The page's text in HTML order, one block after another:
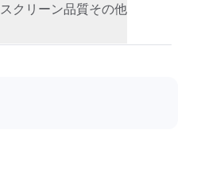
スクリーン品質その他